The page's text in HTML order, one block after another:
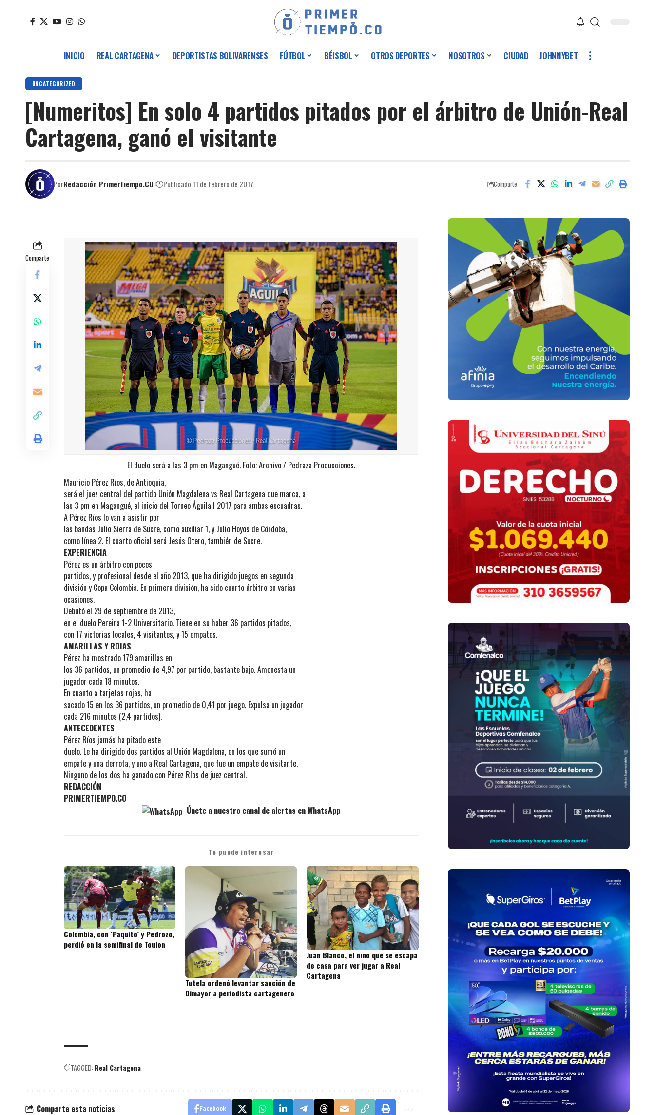
INICIO REAL CARTAGENA DEPORTISTAS BOLIVARENSES FÚTBOL BÉISBOL OTROS DEPORTES NOSOTROS CIUDAD JOHNNYBET
UNCATEGORIZED
[Numeritos] En solo 4 partidos pitados por el árbitro de Unión-Real
Cartagena, ganó el visitante
PorRedacción PrimerTiempo.CO Publicado 11 de febrero de 2017 Comparte
Comparte
El duelo será a las 3 pm en Magangué. Foto: Archivo / Pedraza Producciones.
Mauricio Pérez Ríos, de Antioquia,
será el juez central del partido Unión Magdalena vs Real Cartagena que marca, a
las 3 pm en Magangué, el inicio del Torneo Águila I 2017 para ambas escuadras.
A Pérez Ríos lo van a asistir por
las bandas Julio Sierra de Sucre, como auxiliar 1, y Julio Hoyos de Córdoba,
como línea 2. El cuarto oficial será Jesús Otero, también de Sucre.
EXPERIENCIA
Pérez es un árbitro con pocos
partidos, y profesional desde el año 2013, que ha dirigido juegos en segunda
división y Copa Colombia. En primera división, ha sido cuarto árbitro en varias
ocasiones.
Debutó el 29 de septiembre de 2013,
en el duelo Pereira 1-2 Universitario. Tiene en su haber 36 partidos pitados,
con 17 victorias locales, 4 visitantes, y 15 empates.
AMARILLAS Y ROJAS
Pérez ha mostrado 179 amarillas en
los 36 partidos, un promedio de 4,97 por partido, bastante bajo. Amonesta un
jugador cada 18 minutos.
En cuanto a tarjetas rojas, ha
sacado 15 en los 36 partidos, un promedio de 0,41 por juego. Expulsa un jugador
cada 216 minutos (2,4 partidos).
ANTECEDENTES
Pérez Ríos jamás ha pitado este
duelo. Le ha dirigido dos partidos al Unión Magdalena, en los que sumó un
empate y una derrota, y uno a Real Cartagena, que fue un empate de visitante.
Ninguno de los dos ha ganado con Pérez Ríos de juez central.
REDACCIÓN
PRIMERTIEMPO.CO
Únete a nuestro canal de alertas en WhatsApp
Te puede interesar
Colombia, con ‘Paquito’ y Pedrozo,
perdió en la semifinal de Toulon
Tutela ordenó levantar sanción de
Dimayor a periodista cartagenero
Juan Blanco, el niño que se escapa
de casa para ver jugar a Real
Cartagena
TAGGED:Real Cartagena
Comparte esta noticias Facebook